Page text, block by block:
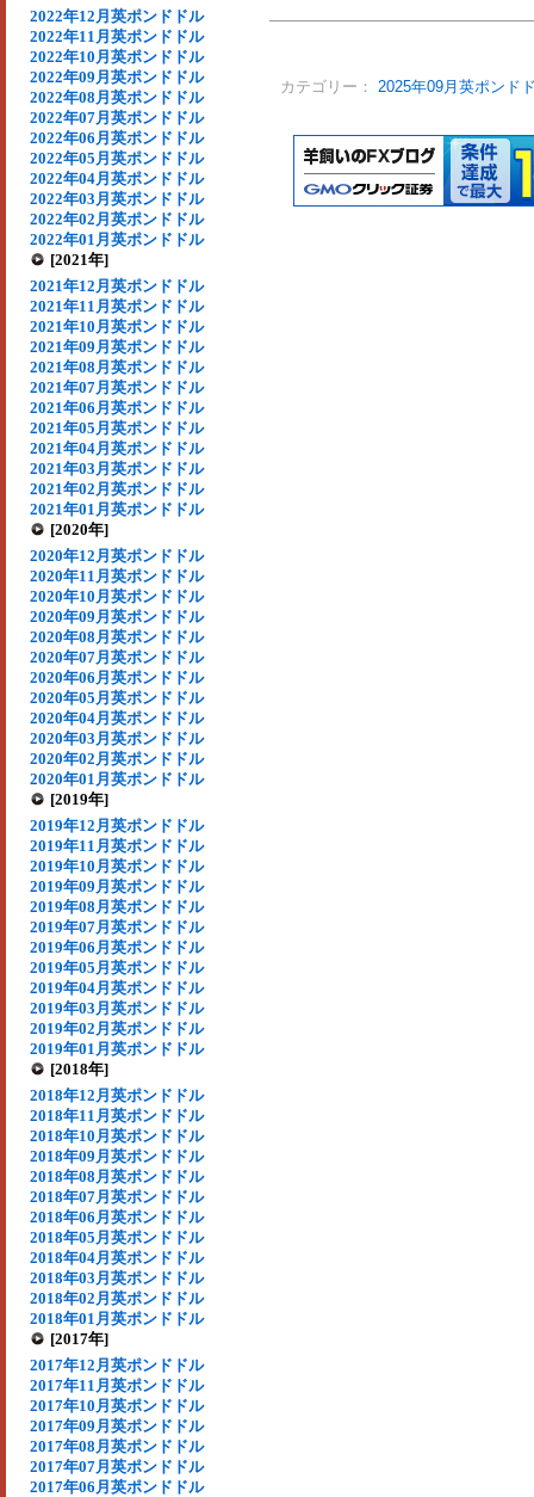
2022年12月英ポンドドル
2022年11月英ポンドドル
2022年10月英ポンドドル
2022年09月英ポンドドル
2022年08月英ポンドドル
2022年07月英ポンドドル
2022年06月英ポンドドル
2022年05月英ポンドドル
2022年04月英ポンドドル
2022年03月英ポンドドル
2022年02月英ポンドドル
2022年01月英ポンドドル
[2021年]
2021年12月英ポンドドル
2021年11月英ポンドドル
2021年10月英ポンドドル
2021年09月英ポンドドル
2021年08月英ポンドドル
2021年07月英ポンドドル
2021年06月英ポンドドル
2021年05月英ポンドドル
2021年04月英ポンドドル
2021年03月英ポンドドル
2021年02月英ポンドドル
2021年01月英ポンドドル
[2020年]
2020年12月英ポンドドル
2020年11月英ポンドドル
2020年10月英ポンドドル
2020年09月英ポンドドル
2020年08月英ポンドドル
2020年07月英ポンドドル
2020年06月英ポンドドル
2020年05月英ポンドドル
2020年04月英ポンドドル
2020年03月英ポンドドル
2020年02月英ポンドドル
2020年01月英ポンドドル
[2019年]
2019年12月英ポンドドル
2019年11月英ポンドドル
2019年10月英ポンドドル
2019年09月英ポンドドル
2019年08月英ポンドドル
2019年07月英ポンドドル
2019年06月英ポンドドル
2019年05月英ポンドドル
2019年04月英ポンドドル
2019年03月英ポンドドル
2019年02月英ポンドドル
2019年01月英ポンドドル
[2018年]
2018年12月英ポンドドル
2018年11月英ポンドドル
2018年10月英ポンドドル
2018年09月英ポンドドル
2018年08月英ポンドドル
2018年07月英ポンドドル
2018年06月英ポンドドル
2018年05月英ポンドドル
2018年04月英ポンドドル
2018年03月英ポンドドル
2018年02月英ポンドドル
2018年01月英ポンドドル
[2017年]
2017年12月英ポンドドル
2017年11月英ポンドドル
2017年10月英ポンドドル
2017年09月英ポンドドル
2017年08月英ポンドドル
2017年07月英ポンドドル
2017年06月英ポンドドル
カテゴリー： 2025年09月英ポンド